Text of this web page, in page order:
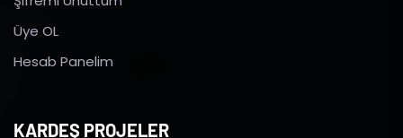
Üye OL
Hesab Panelim
KARDEŞ PROJELER